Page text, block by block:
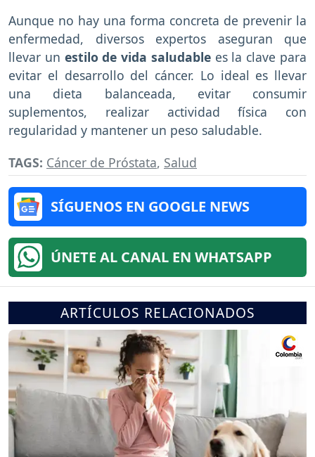
Aunque no hay una forma concreta de prevenir la
enfermedad, diversos expertos aseguran que
llevar un estilo de vida saludablees la clave para
evitar el desarrollo del cáncer. Lo ideal es llevar
una dieta balanceada, evitar consumir
suplementos, realizar actividad física con
regularidad y mantener un peso saludable.
TAGS: Cáncer de Próstata, Salud
SÍGUENOS EN GOOGLE NEWS
ÚNETE AL CANAL EN WHATSAPP
ARTÍCULOS RELACIONADOS